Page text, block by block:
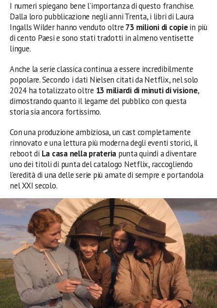
I numeri spiegano bene l’importanza di questo franchise.
Dalla loro pubblicazione negli anni Trenta, i libri di Laura
Ingalls Wilder hanno venduto oltre 73 milioni di copiein più
di cento Paesi e sono stati tradotti in almeno ventisette
lingue.
Anche la serie classica continua a essere incredibilmente
popolare. Secondo i dati Nielsen citati da Netflix, nel solo
2024 ha totalizzato oltre 13 miliardi di minuti di visione,
dimostrando quanto il legame del pubblico con questa
storia sia ancora fortissimo.
Con una produzione ambiziosa, un cast completamente
rinnovato e una lettura più moderna degli eventi storici, il
reboot di La casa nella prateria punta quindi a diventare
uno dei titoli di punta del catalogo Netflix, raccogliendo
l’eredità di una delle serie più amate di sempre e portandola
nel XXI secolo.